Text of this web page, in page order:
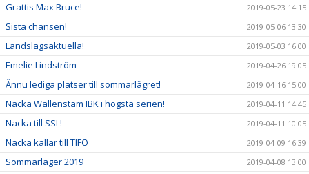
Grattis Max Bruce! 2019-05-23 14:15
Sista chansen! 2019-05-06 13:30
Landslagsaktuella! 2019-05-03 16:00
Emelie Lindström 2019-04-26 19:05
Ännu lediga platser till sommarlägret! 2019-04-16 15:00
Nacka Wallenstam IBK i högsta serien! 2019-04-11 14:45
Nacka till SSL! 2019-04-11 10:05
Nacka kallar till TIFO 2019-04-09 16:39
Sommarläger 2019 2019-04-08 13:00